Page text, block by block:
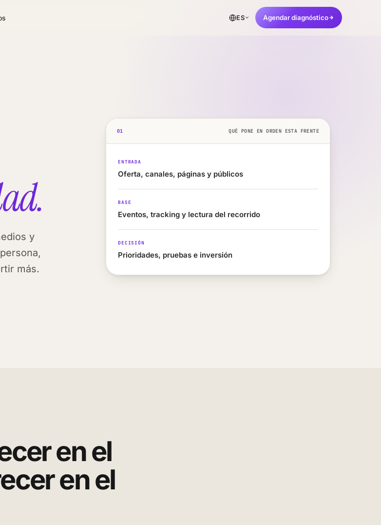
ES Agendar diagnóstico
y
más.
01 QUÉ PONE EN ORDEN ESTA FRENTE
ENTRADA
Oferta, canales, páginas y públicos
BASE
Eventos, tracking y lectura del recorrido
DECISIÓN
Prioridades, pruebas e inversión
en el
en el